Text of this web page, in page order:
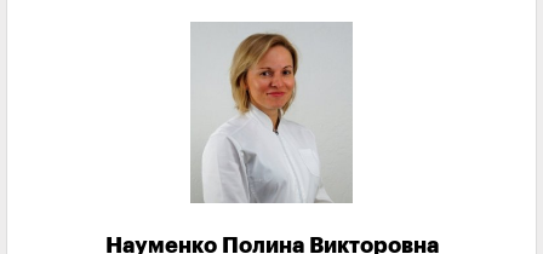
Науменко Полина Викторовна